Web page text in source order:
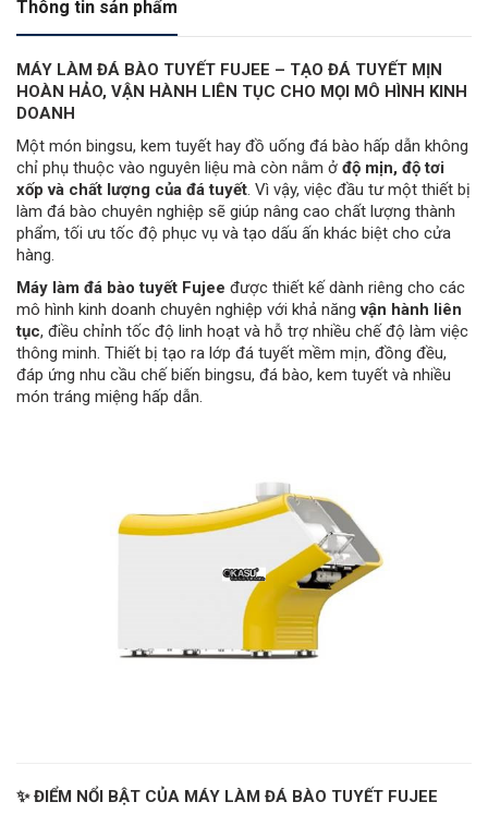
Thông tin sản phẩm
MÁY LÀM ĐÁ BÀO TUYẾT FUJEE – TẠO ĐÁ TUYẾT MỊN
HOÀN HẢO, VẬN HÀNH LIÊN TỤC CHO MỌI MÔ HÌNH KINH
DOANH
Một món bingsu, kem tuyết hay đồ uống đá bào hấp dẫn không
chỉ phụ thuộc vào nguyên liệu mà còn nằm ở độ mịn, độ tơi
xốp và chất lượng của đá tuyết. Vì vậy, việc đầu tư một thiết bị
làm đá bào chuyên nghiệp sẽ giúp nâng cao chất lượng thành
phẩm, tối ưu tốc độ phục vụ và tạo dấu ấn khác biệt cho cửa
hàng.
Máy làm đá bào tuyết Fujee được thiết kế dành riêng cho các
mô hình kinh doanh chuyên nghiệp với khả năngvận hành liên
tục, điều chỉnh tốc độ linh hoạt và hỗ trợ nhiều chế độ làm việc
thông minh. Thiết bị tạo ra lớp đá tuyết mềm mịn, đồng đều,
đáp ứng nhu cầu chế biến bingsu, đá bào, kem tuyết và nhiều
món tráng miệng hấp dẫn.
✨ ĐIỂM NỔI BẬT CỦA MÁY LÀM ĐÁ BÀO TUYẾT FUJEE